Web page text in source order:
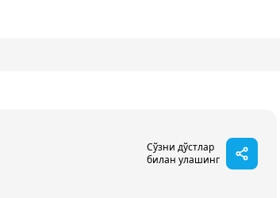
Сўзни дўстлар
билан улашинг